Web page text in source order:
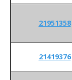
21951358
21419376